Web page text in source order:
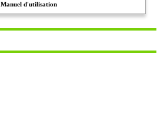
Manuel d'utilisation